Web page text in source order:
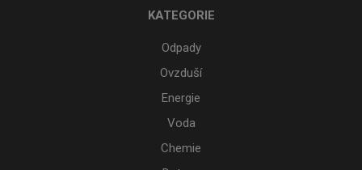
KATEGORIE
Odpady
Ovzduší
Energie
Voda
Chemie